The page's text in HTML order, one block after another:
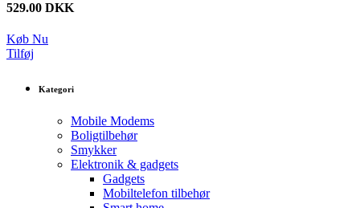
529.00 DKK
Køb Nu
Tilføj
Kategori
Mobile Modems
Boligtilbehør
Smykker
Elektronik & gadgets
Gadgets
Mobiltelefon tilbehør